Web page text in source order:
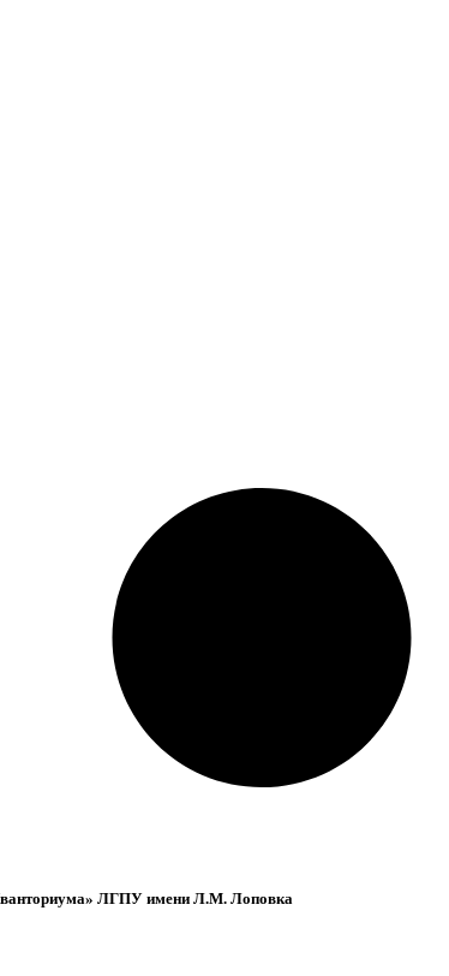
ЛГПУ имени Л.М. Лоповка